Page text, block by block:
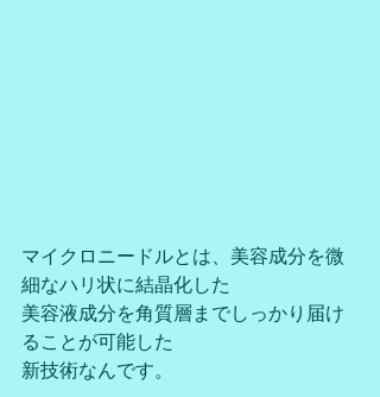
マイクロニードルとは、美容成分を微
細なハリ状に結晶化した
美容液成分を角質層までしっかり届け
ることが可能した
新技術なんです。